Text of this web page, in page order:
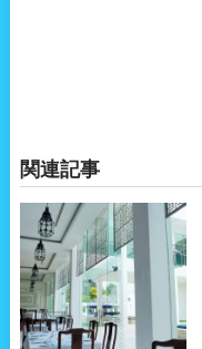
関連記事